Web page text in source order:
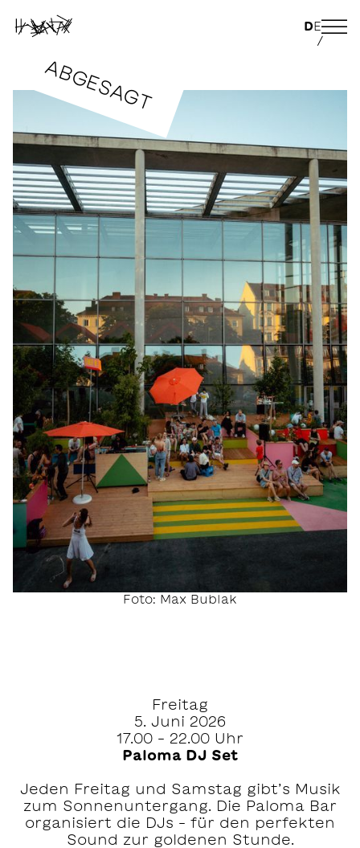
DE
/
Foto: Max Bublak
ABGESAGT
Freitag
5. Juni 2026
17.00 – 22.00 Uhr
Paloma DJ Set
Jeden Freitag und Samstag gibt’s Musik
zum Sonnenuntergang. Die Paloma Bar
organisiert die DJs – für den perfekten
Sound zur goldenen Stunde.